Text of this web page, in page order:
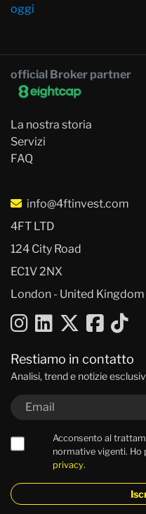
oggi
official Broker partner
La nostra storia
Servizi
FAQ
info@4ftinvest.com
4FT LTD
124 City Road
EC1V 2NX
London - United Kingdom
Restiamo in contatto
Analisi, trend e notizie
Acconsento al
normative vigenti. Ho
privacy.